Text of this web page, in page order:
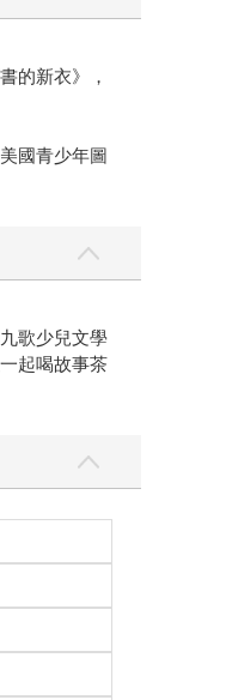
的新衣》，
國青少年圖
歌少兒文學
起喝故事茶